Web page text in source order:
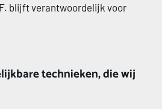
blijft verantwoordelijk voor
technieken, die wij